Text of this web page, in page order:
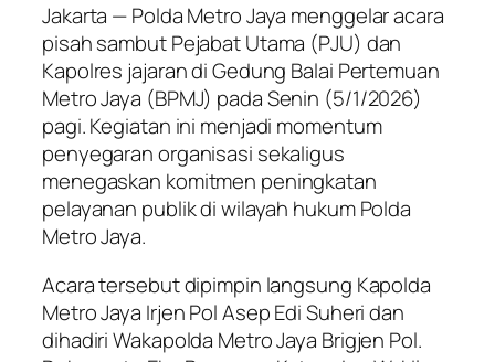
Jakarta — Polda Metro Jaya menggelar acara
pisah sambut Pejabat Utama (PJU) dan
Kapolres jajaran di Gedung Balai Pertemuan
Metro Jaya (BPMJ) pada Senin (5/1/2026)
pagi. Kegiatan ini menjadi momentum
penyegaran organisasi sekaligus
menegaskan komitmen peningkatan
pelayanan publik di wilayah hukum Polda
Metro Jaya.
Acara tersebut dipimpin langsung Kapolda
Metro Jaya Irjen Pol Asep Edi Suheri dan
dihadiri Wakapolda Metro Jaya Brigjen Pol.